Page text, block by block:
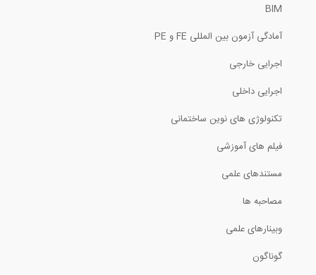
45:34
تحلیل خرپاهای نامعین استاتیکی به روش...
81:41
BIM
آمادگی آزمون بین المللی FE و PE
اجرایی خارجی
اجرایی داخلی
تکنولوژی های نوین ساختمانی
فیلم های آموزشی
مستندهای علمی
مصاحبه ها
وبینارهای علمی
گوناگون